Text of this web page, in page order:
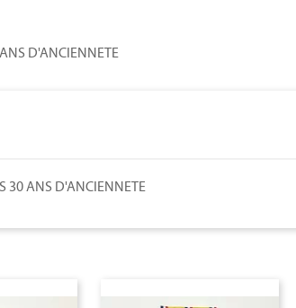
D'ANCIENNETE
30 ANS D'ANCIENNETE